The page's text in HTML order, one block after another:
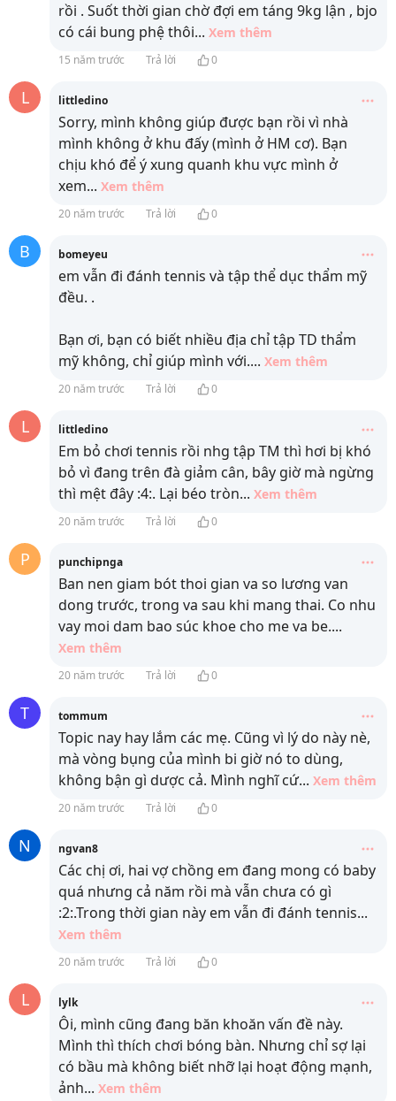
rồi . Suốt thời gian chờ đợi em táng 9kg lận , bjo
có cái bung phệ thôi... Xem thêm
15 năm trước Trả lời 0
L littledino
Sorry, mình không giúp được bạn rồi vì nhà
mình không ở khu đấy (mình ở HM cơ). Bạn
chịu khó để ý xung quanh khu vực mình ở
xem... Xem thêm
20 năm trước Trả lời 0
B bomeyeu
em vẫn đi đánh tennis và tập thể dục thẩm mỹ
đều. .
Bạn ơi, bạn có biết nhiều địa chỉ tập TD thẩm
mỹ không, chỉ giúp mình với.... Xem thêm
20 năm trước Trả lời 0
L littledino
Em bỏ chơi tennis rồi nhg tập TM thì hơi bị khó
bỏ vì đang trên đà giảm cân, bây giờ mà ngừng
thì mệt đây :4:. Lại béo tròn... Xem thêm
20 năm trước Trả lời 0
P punchipnga
Ban nen giam bót thoi gian va so lương van
dong trước, trong va sau khi mang thai. Co nhu
vay moi dam bao súc khoe cho me va be....
Xem thêm
20 năm trước Trả lời 0
T tommum
Topic nay hay lắm các mẹ. Cũng vì lý do này nè,
mà vòng bụng của mình bi giờ nó to dùng,
không bận gì dược cả. Mình nghĩ cứ... Xem thêm
20 năm trước Trả lời 0
N ngvan8
Các chị ơi, hai vợ chồng em đang mong có baby
quá nhưng cả năm rồi mà vẫn chưa có gì
:2:.Trong thời gian này em vẫn đi đánh tennis...
Xem thêm
20 năm trước Trả lời 0
L lylk
Ôi, mình cũng đang băn khoăn vấn đề này.
Mình thì thích chơi bóng bàn. Nhưng chỉ sợ lại
có bầu mà không biết nhỡ lại hoạt động mạnh,
ảnh... Xem thêm